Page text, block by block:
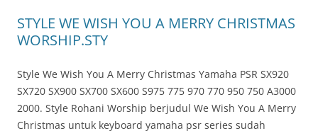
STYLE WE WISH YOU A MERRY CHRISTMAS
WORSHIP.STY
Style We Wish You A Merry Christmas Yamaha PSR SX920
SX720 SX900 SX700 SX600 S975 775 970 770 950 750 A3000
2000. Style Rohani Worship berjudul We Wish You A Merry
Christmas untuk keyboard yamaha psr series sudah